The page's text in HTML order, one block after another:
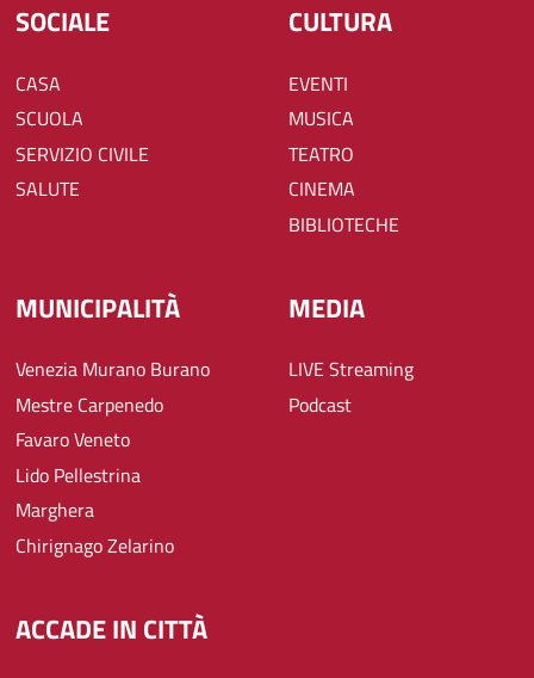
SOCIALE
CASA
SCUOLA
SERVIZIO CIVILE
SALUTE
CULTURA
EVENTI
MUSICA
TEATRO
CINEMA
BIBLIOTECHE
MUNICIPALITÀ
Venezia Murano Burano
Mestre Carpenedo
Favaro Veneto
Lido Pellestrina
Marghera
Chirignago Zelarino
MEDIA
LIVE Streaming
Podcast
ACCADE IN CITTÀ